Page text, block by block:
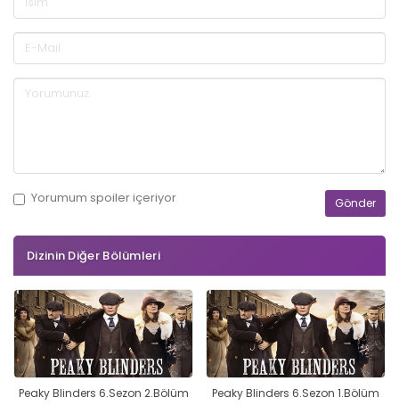
Yorumum spoileriçeriyor
Dizinin Diğer Bölümleri
Peaky Blinders 6.Sezon 2.Bölüm Peaky Blinders 6.Sezon 1.Bölüm